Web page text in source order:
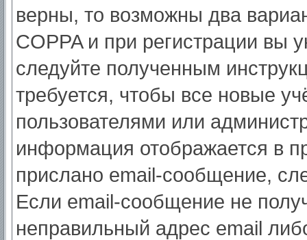
верны, то возможны два
COPPA и при регистрации вы
следуйте полученным
требуется, чтобы все новые
пользователями или
информация отображается в
прислано email-сообщение,
Если email-сообщение не
неправильный адрес email